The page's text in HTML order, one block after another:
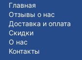
Главная
Отзывы о нас
Доставка и оплата
Скидки
О нас
Контакты